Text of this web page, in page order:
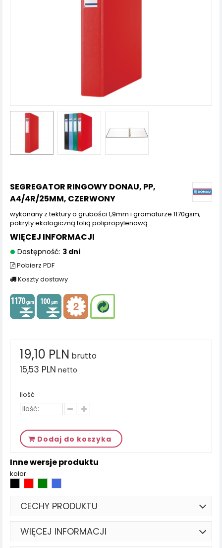
SEGREGATOR RINGOWY DONAU, PP,
A4/4R/25MM, CZERWONY
wykonany z tektury o grubości 1,9mm i gramaturze 1170gsm;
pokryty ekologiczną folią polipropylenową ...
WIĘCEJ INFORMACJI
Dostępność: 3 dni
Pobierz PDF
Koszty dostawy
19,10 PLN brutto
15,53 PLN netto
Ilość
Dodaj do koszyka
Inne wersje produktu
kolor
CECHY PRODUKTU
WIĘCEJ INFORMACJI